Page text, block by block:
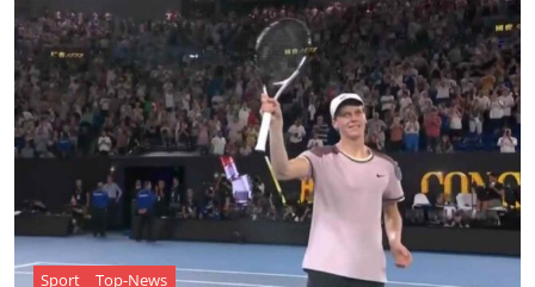
Sport Top-News